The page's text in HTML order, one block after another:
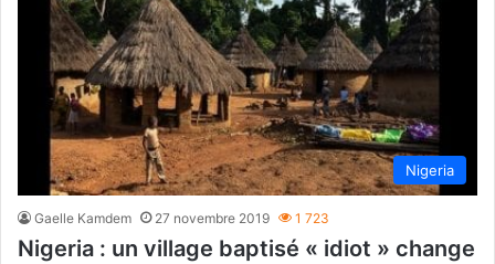
Nigeria
Gaelle Kamdem 27 novembre 2019 1 723
Nigeria : un village baptisé « idiot » change